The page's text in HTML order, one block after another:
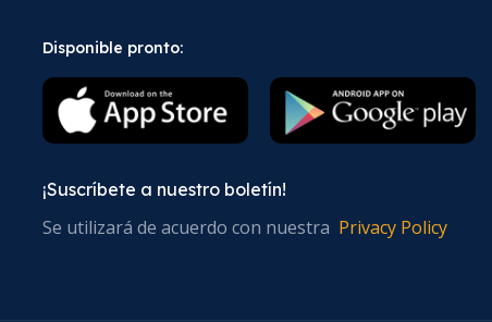
Disponible pronto:
¡Suscríbete a nuestro boletín!
Se utilizará de acuerdo con nuestra Privacy Policy